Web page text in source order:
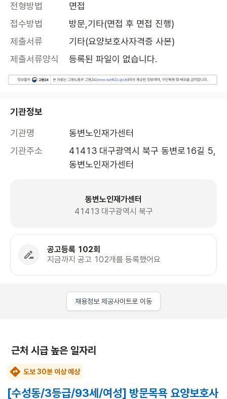
전형방법
면접
접수방법
방문,기타(면접 후 면접 진행)
제출서류
기타(요양보호사자격증 사본)
제출서류양식
등록된 파일이 없습니다.
기관정보
기관명
동변노인재가센터
기관주소
41413 대구광역시 북구 동변로16길 5,
동변노인재가센터
동변노인재가센터
41413 대구광역시 북구
공고등록 102회
지금까지 공고 102개를 등록했어요
채용정보 제공사이트로 이동
근처 시급 높은 일자리
도보 30분 이상 예상
[수성동/3등급/93세/여성] 방문목욕 요양보호사